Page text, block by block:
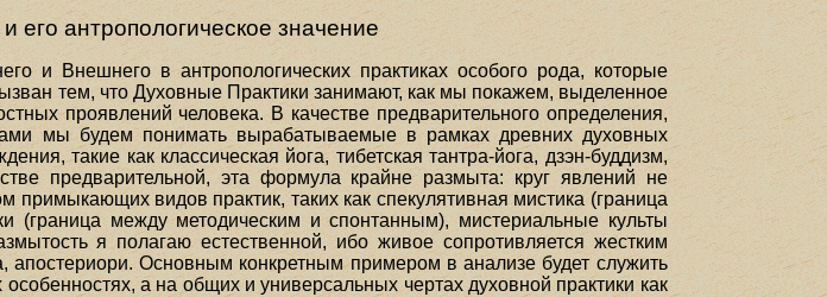
его антропологическое значение
и Внешнего в антропологических практиках особого рода, которые
тем, что Духовные Практики занимают, как мы покажем, выделенное
проявлений человека. В качестве предварительного определения,
мы будем понимать вырабатываемые в рамках древних духовных
такие как классическая йога, тибетская тантра-йога, дзэн-буддизм,
предварительной, эта формула крайне размыта: круг явлений не
видов практик, таких как спекулятивная мистика (граница
(граница между методическим и спонтанным), мистериальные культы
я полагаю естественной, ибо живое сопротивляется жестким
апостериори. Основным конкретным примером в анализе будет служить
а на общих и универсальных чертах духовной практики как